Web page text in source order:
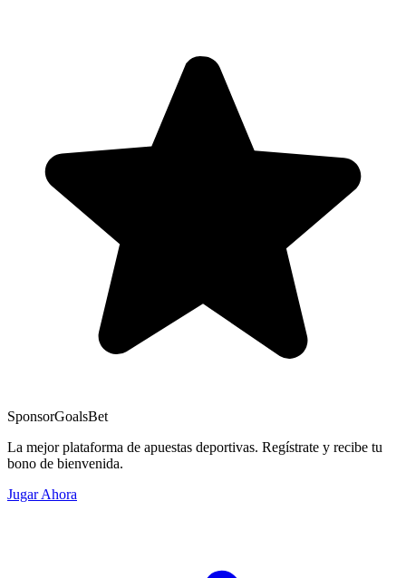
SponsorGoalsBet
La mejor plataforma de apuestas deportivas. Regístrate y recibe tu
bono de bienvenida.
Jugar Ahora